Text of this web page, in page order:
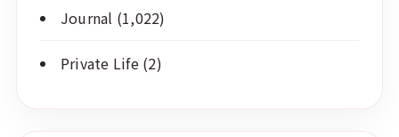
Journal (1,022)
Private Life(2)